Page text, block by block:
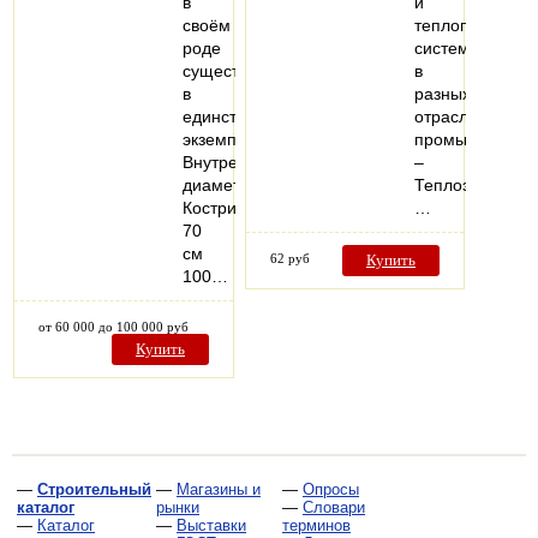
своём
роде
существует
в
единственном
экземпляре.
Внутренний
диаметр
Кострища:
70
см
100…
от 60 000 до 100 000 руб
Купить
систем
в
разных
отраслях
–
62 руб Купить
— Строительный
каталог
— Каталог
— Магазины и
рынки
— Выставки
— Опросы
— Словари
терминов